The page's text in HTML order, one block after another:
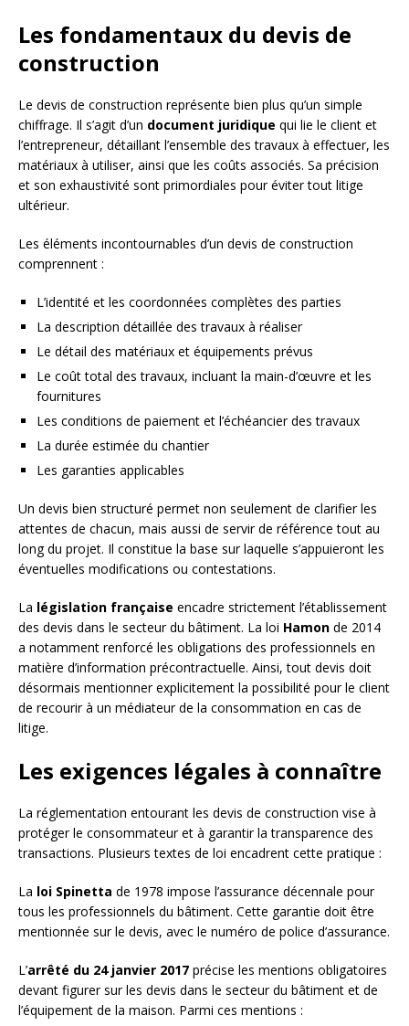
Les fondamentaux du devis de
construction
Le devis de construction représente bien plus qu’un simple
chiffrage. Il s’agit d’un document juridique qui lie le client et
l’entrepreneur, détaillant l’ensemble des travaux à effectuer, les
matériaux à utiliser, ainsi que les coûts associés. Sa précision
et son exhaustivité sont primordiales pour éviter tout litige
ultérieur.
Les éléments incontournables d’un devis de construction
comprennent :
L’identité et les coordonnées complètes des parties
La description détaillée des travaux à réaliser
Le détail des matériaux et équipements prévus
Le coût total des travaux, incluant la main-d’œuvre et les
fournitures
Les conditions de paiement et l’échéancier des travaux
La durée estimée du chantier
Les garanties applicables
Un devis bien structuré permet non seulement de clarifier les
attentes de chacun, mais aussi de servir de référence tout au
long du projet. Il constitue la base sur laquelle s’appuieront les
éventuelles modifications ou contestations.
La législation française encadre strictement l’établissement
des devis dans le secteur du bâtiment. La loi Hamon de 2014
a notamment renforcé les obligations des professionnels en
matière d’information précontractuelle. Ainsi, tout devis doit
désormais mentionner explicitement la possibilité pour le client
de recourir à un médiateur de la consommation en cas de
litige.
Les exigences légales à connaître
La réglementation entourant les devis de construction vise à
protéger le consommateur et à garantir la transparence des
transactions. Plusieurs textes de loi encadrent cette pratique :
La loi Spinetta de 1978 impose l’assurance décennale pour
tous les professionnels du bâtiment. Cette garantie doit être
mentionnée sur le devis, avec le numéro de police d’assurance.
L’arrêté du 24 janvier 2017 précise les mentions obligatoires
devant figurer sur les devis dans le secteur du bâtiment et de
l’équipement de la maison. Parmi ces mentions :